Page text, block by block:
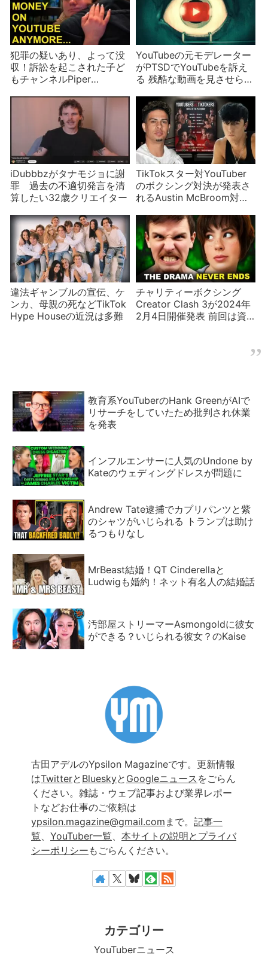
犯罪の疑いあり、よって没
収！訴訟を起こされた子ど
もチャンネルPiper
YouTubeの元モデレーター
がPTSDでYouTubeを訴え
る 残酷な動画を見させられ
iDubbbzがタナモジョに謝
罪 過去の不適切発言を清
算したい32歳クリエイター
TikTokスター対YouTuber
のボクシング対決が発表さ
れるAustin McBroom対
違法ギャンブルの宣伝、ケ
ンカ、母親の死などTikTok
Hype Houseの近況は多難
チャリティーボクシング
Creator Clash 3が2024年
2月4日開催発表 前回は資
教育系YouTuberのHank GreenがAIで
リサーチをしていたため批判され休業
を発表
インフルエンサーに人気のUndone by
Kateのウェディングドレスが問題に
Andrew Tate逮捕でカプリパンツと紫
のシャツがいじられる トランプは助け
るつもりなし
MrBeast結婚！QT Cinderellaと
Ludwigも婚約！ネット有名人の結婚話
汚部屋ストリーマーAsmongoldに彼女
ができる？いじられる彼女？のKaise
古田アデルのYpsilon Magazineです。更新情報
はTwitterと Blueskyと Googleニュース をごらん
ください。雑誌・ウェブ記事および業界レポー
トなどお仕事のご依頼は
ypsilon.magazine@gmail.com まで。 記事一
覧、 YouTuber一覧、 本サイトの説明とプライバ
シーポリシー もごらんください。
カテゴリー
YouTuberニュース